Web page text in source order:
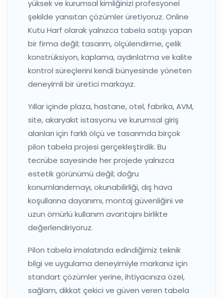
yüksek ve kurumsal kimliğinizi profesyonel
şekilde yansıtan çözümler üretiyoruz. Online
Kutu Harf olarak yalnızca tabela satışı yapan
bir firma değil; tasarım, ölçülendirme, çelik
konstrüksiyon, kaplama, aydınlatma ve kalite
kontrol süreçlerini kendi bünyesinde yöneten
deneyimli bir üretici markayız.
Yıllar içinde plaza, hastane, otel, fabrika, AVM,
site, akaryakıt istasyonu ve kurumsal giriş
alanları için farklı ölçü ve tasarımda birçok
pilon tabela projesi gerçekleştirdik. Bu
tecrübe sayesinde her projede yalnızca
estetik görünümü değil; doğru
konumlandırmayı, okunabilirliği, dış hava
koşullarına dayanımı, montaj güvenliğini ve
uzun ömürlü kullanım avantajını birlikte
değerlendiriyoruz.
Pilon tabela imalatında edindiğimiz teknik
bilgi ve uygulama deneyimiyle markanız için
standart çözümler yerine, ihtiyacınıza özel,
sağlam, dikkat çekici ve güven veren tabela